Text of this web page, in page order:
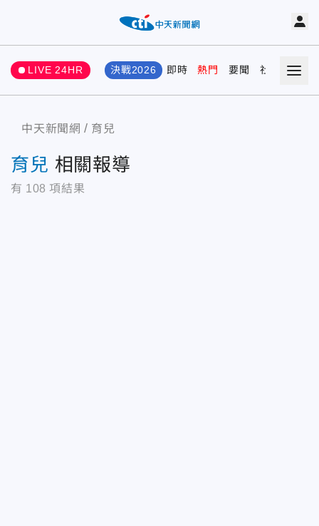
LIVE 24HR 決戰2026 即時 熱門 要聞 社會 娛樂
中天新聞網 育兒
育兒 相關報導
有 108 項結果